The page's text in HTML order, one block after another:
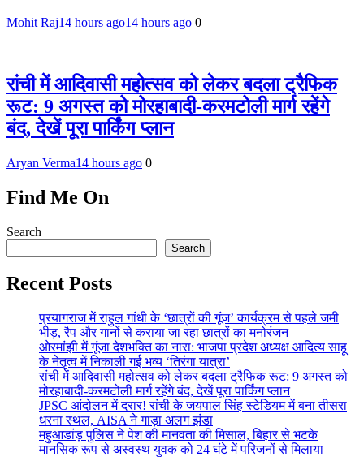
Mohit Raj14 hours ago14 hours ago 0
रांची में आदिवासी महोत्सव को लेकर बदला ट्रैफिक
रूट: 9 अगस्त को मोरहाबादी-करमटोली मार्ग रहेंगे
बंद, देखें पूरा पार्किंग प्लान
Aryan Verma14 hours ago 0
Find Me On
Search
Search
Recent Posts
प्रयागराज में राहुल गांधी के ‘छात्रों की गूंज’ कार्यक्रम से पहले जमी
भीड़, रैप और गानों से कराया जा रहा छात्रों का मनोरंजन
ओरमांझी में गूंजा देशभक्ति का नारा: भाजपा प्रदेश अध्यक्ष आदित्य साहू
के नेतृत्व में निकाली गई भव्य ‘तिरंगा यात्रा’
रांची में आदिवासी महोत्सव को लेकर बदला ट्रैफिक रूट: 9 अगस्त को
मोरहाबादी-करमटोली मार्ग रहेंगे बंद, देखें पूरा पार्किंग प्लान
JPSC आंदोलन में दरार! रांची के जयपाल सिंह स्टेडियम में बना तीसरा
धरना स्थल, AISA ने गाड़ा अलग झंडा
महुआडांड़ पुलिस ने पेश की मानवता की मिसाल, बिहार से भटके
मानसिक रूप से अस्वस्थ युवक को 24 घंटे में परिजनों से मिलाया